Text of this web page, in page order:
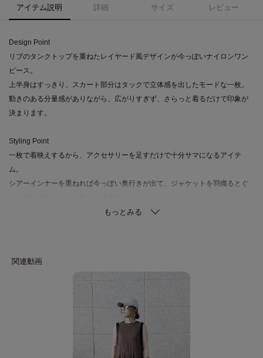
アイテム説明 詳細 サイズ レビュー
Design Point
リブのタンクトップを重ねたレイヤード風デザインが今っぽいナイロンワン
ピース。
上半身はすっきり、スカート部分はタックで立体感を出したモードな一枚。
動きのある分量感がありながら、広がりすぎず、さらっと着るだけで印象が
決まります。
Styling Point
一枚で着映えするから、アクセサリーを足すだけで十分サマになるアイテ
ム。
シアーインナーを重ねれば今っぽい奥行きが出て、ジャケットを羽織るとぐ
身体のラインを拾いにくく、動いたときの揺れもきれい。
日常に取り入れやすい着やすさも魅力です。
モデル身長：164cm 着用サイズ：38（M）
＊＊＊＊＊＊＊＊＊＊＊＊＊＊＊＊＊＊＊＊＊＊＊＊＊＊＊＊＊